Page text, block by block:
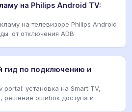
на Philips Android TV:
на телевизоре Philips Android
от отключения ADB
гид по подключению и
установка на Smart TV,
решение ошибок доступа и